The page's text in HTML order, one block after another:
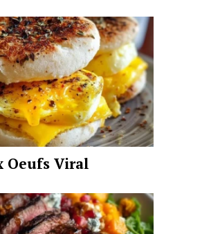
Oeufs Viral